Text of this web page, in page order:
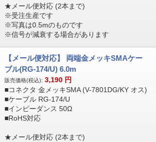
★メール便対応 (2本まで)
※受注生産です
※写真は0.5mのものです
※信号が減衰する場合があります
【メール便対応】 両端金メッキSMAケー
ブル(RG-174/U) 6.0m
販売価格(税込): 3,190 円
■コネクタ 金メッキSMA (V-7801DG/KY オス)
■ケーブル RG-174/U
■インピーダンス 50Ω
■RoHS対応
★メール便対応 (2本まで)